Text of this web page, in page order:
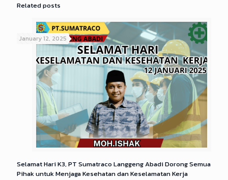
Related posts
January 12, 2025
Selamat Hari K3, PT Sumatraco Langgeng Abadi Dorong Semua
Pihak untuk Menjaga Kesehatan dan Keselamatan Kerja